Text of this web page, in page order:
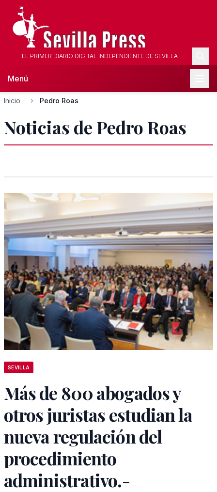
EL PRIMER DIARIO DIGITAL INDEPENDIENTE DE SEVILLA
Menú
Inicio Pedro Roas
Noticias de Pedro Roas
SEVILLA
Más de 800 abogados y
otros juristas estudian la
nueva regulación del
procedimiento
administrativo.-